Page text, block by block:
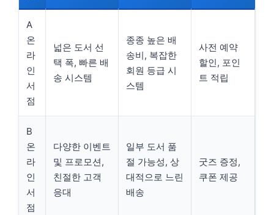
A
온
라
인
서
점
넓은 도서 선
택 폭, 빠른 배
송 시스템
종종 높은 배
송비, 복잡한
회원 등급 시
스템
사전 예약
할인, 포인
트 적립
B
온
라
인
서
점
다양한 이벤트
및 프로모션,
친절한 고객
응대
일부 도서 품
절 가능성, 상
대적으로 느린
배송
굿즈 증정,
쿠폰 제공